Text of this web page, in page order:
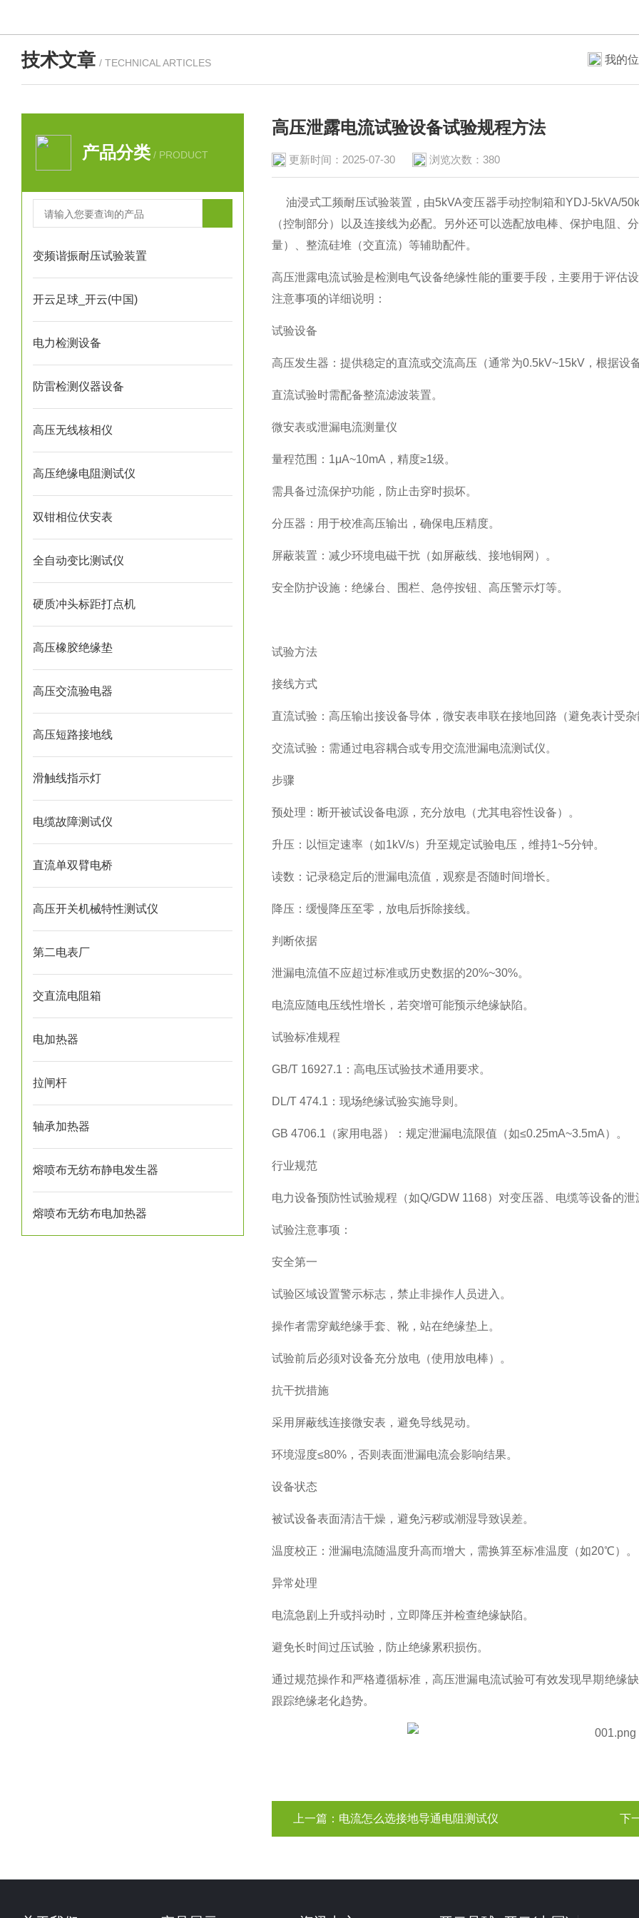
技术文章 / TECHNICAL ARTICLES 我的位
产品分类 / PRODUCT
变频谐振耐压试验装置
开云足球_开云(中国)
电力检测设备
防雷检测仪器设备
高压无线核相仪
高压绝缘电阻测试仪
双钳相位伏安表
全自动变比测试仪
硬质冲头标距打点机
高压橡胶绝缘垫
高压交流验电器
高压短路接地线
滑触线指示灯
电缆故障测试仪
直流单双臂电桥
高压开关机械特性测试仪
第二电表厂
交直流电阻箱
电加热器
拉闸杆
轴承加热器
熔喷布无纺布静电发生器
熔喷布无纺布电加热器
高压泄露电流试验设备试验规程方法
更新时间：2025-07-30 浏览次数：380
油浸式工频耐压试验装置，由5kVA变压器手动控制箱和YDJ-5kVA/
（控制部分）以及连接线为必配。另外还可以选配放电棒、保护电阻、
量）、整流硅堆（交直流）等辅助配件。
高压泄露电流试验是检测电气设备绝缘性能的重要手段，主要用于评估
注意事项的详细说明：
试验设备
高压发生器：提供稳定的直流或交流高压（通常为0.5kV~15kV，根据设
直流试验时需配备整流滤波装置。
微安表或泄漏电流测量仪
量程范围：1μA~10mA，精度≥1级。
需具备过流保护功能，防止击穿时损坏。
分压器：用于校准高压输出，确保电压精度。
屏蔽装置：减少环境电磁干扰（如屏蔽线、接地铜网）。
安全防护设施：绝缘台、围栏、急停按钮、高压警示灯等。
试验方法
接线方式
直流试验：高压输出接设备导体，微安表串联在接地回路（避免表计受杂
交流试验：需通过电容耦合或专用交流泄漏电流测试仪。
步骤
预处理：断开被试设备电源，充分放电（尤其电容性设备）。
升压：以恒定速率（如1kV/s）升至规定试验电压，维持1~5分钟。
读数：记录稳定后的泄漏电流值，观察是否随时间增长。
降压：缓慢降压至零，放电后拆除接线。
判断依据
泄漏电流值不应超过标准或历史数据的20%~30%。
电流应随电压线性增长，若突增可能预示绝缘缺陷。
试验标准规程
GB/T 16927.1：高电压试验技术通用要求。
DL/T 474.1：现场绝缘试验实施导则。
GB 4706.1（家用电器）：规定泄漏电流限值（如≤0.25mA~3.5mA）。
行业规范
电力设备预防性试验规程（如Q/GDW 1168）对变压器、电缆等设备的泄
试验注意事项：
安全第一
试验区域设置警示标志，禁止非操作人员进入。
操作者需穿戴绝缘手套、靴，站在绝缘垫上。
试验前后必须对设备充分放电（使用放电棒）。
抗干扰措施
采用屏蔽线连接微安表，避免导线晃动。
环境湿度≤80%，否则表面泄漏电流会影响结果。
设备状态
被试设备表面清洁干燥，避免污秽或潮湿导致误差。
温度校正：泄漏电流随温度升高而增大，需换算至标准温度（如20℃）。
异常处理
电流急剧上升或抖动时，立即降压并检查绝缘缺陷。
避免长时间过压试验，防止绝缘累积损伤。
通过规范操作和严格遵循标准，高压泄漏电流试验可有效发现早期绝缘
跟踪绝缘老化趋势。
上一篇： 电流怎么选接地导通电阻测试仪 下